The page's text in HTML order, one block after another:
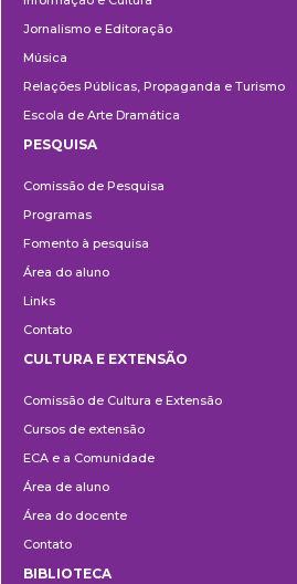
Jornalismo e Editoração
Música
Relações Públicas, Propaganda e Turismo
Escola de Arte Dramática
PESQUISA
Comissão de Pesquisa
Programas
Fomento à pesquisa
Área do aluno
Links
Contato
e
Extensão
CULTURA E EXTENSÃO
Comissão de Cultura e Extensão
Cursos de extensão
ECA e a Comunidade
Área de aluno
Área do docente
Contato
BIBLIOTECA